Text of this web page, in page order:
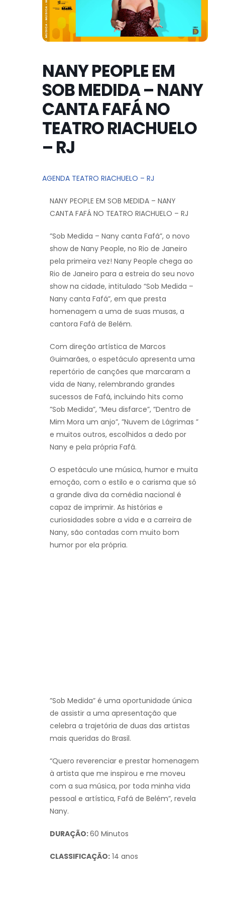
NANY PEOPLE EM
SOB MEDIDA – NANY
CANTA FAFÁ NO
TEATRO RIACHUELO
– RJ
AGENDA TEATRO RIACHUELO – RJ
NANY PEOPLE EM SOB MEDIDA – NANY
CANTA FAFÁ NO TEATRO RIACHUELO – RJ
”Sob Medida – Nany canta Fafá”, o novo
show de Nany People, no Rio de Janeiro
pela primeira vez! Nany People chega ao
Rio de Janeiro para a estreia do seu novo
show na cidade, intitulado “Sob Medida –
Nany canta Fafá”, em que presta
homenagem a uma de suas musas, a
cantora Fafá de Belém.
Com direção artística de Marcos
Guimarães, o espetáculo apresenta uma
repertório de canções que marcaram a
vida de Nany, relembrando grandes
sucessos de Fafá, incluindo hits como
”Sob Medida”, ”Meu disfarce”, ”Dentro de
Mim Mora um anjo”, ”Nuvem de Lágrimas ”
e muitos outros, escolhidos a dedo por
Nany e pela própria Fafá.
O espetáculo une música, humor e muita
emoção, com o estilo e o carisma que só
a grande diva da comédia nacional é
capaz de imprimir. As histórias e
curiosidades sobre a vida e a carreira de
Nany, são contadas com muito bom
humor por ela própria.
”Sob Medida” é uma oportunidade única
de assistir a uma apresentação que
celebra a trajetória de duas das artistas
mais queridas do Brasil.
“Quero reverenciar e prestar homenagem
à artista que me inspirou e me moveu
com a sua música, por toda minha vida
pessoal e artística, Fafá de Belém”, revela
Nany.
DURAÇÃO:60 Minutos
CLASSIFICAÇÃO: 14 anos